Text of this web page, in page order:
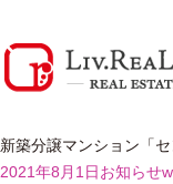
新築分譲マンション「
2021年8月1日 お知らせ